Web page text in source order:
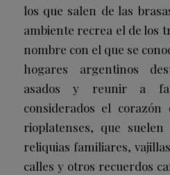
los que salen de las
ambiente recrea el de los
nombre con el que se
hogares argentinos
asados y reunir a
considerados el corazón
rioplatenses, que
reliquias familiares,
calles y otros recuerdos